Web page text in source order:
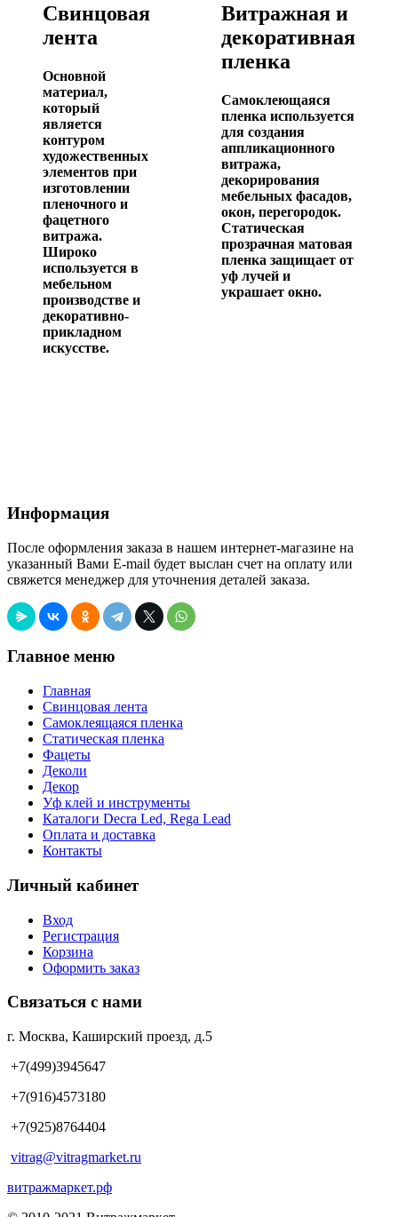
Свинцовая
лента
Основной
материал,
который
является
контуром
художественных
элементов при
изготовлении
пленочного и
фацетного
витража.
Широко
используется в
мебельном
производстве и
декоративно-
прикладном
искусстве.
Витражная и
декоративная
пленка
Самоклеющаяся
пленка используется
для создания
аппликационного
витража,
декорирования
мебельных фасадов,
окон, перегородок.
Статическая
прозрачная матовая
пленка защищает от
уф лучей и
украшает окно.
Информация
После оформления заказа в нашем интернет-магазине на
указанный Вами E-mail будет выслан счет на оплату или
свяжется менеджер для уточнения деталей заказа.
Главное меню
Главная
Свинцовая лента
Самоклеящаяся пленка
Статическая пленка
Фацеты
Деколи
Декор
Уф клей и инструменты
Каталоги Decra Led, Rega Lead
Оплата и доставка
Контакты
Личный кабинет
Вход
Регистрация
Корзина
Оформить заказ
Связаться с нами
г. Москва, Каширский проезд, д.5
+7(499)3945647
+7(916)4573180
+7(925)8764404
vitrag@vitragmarket.ru
витражмаркет.рф